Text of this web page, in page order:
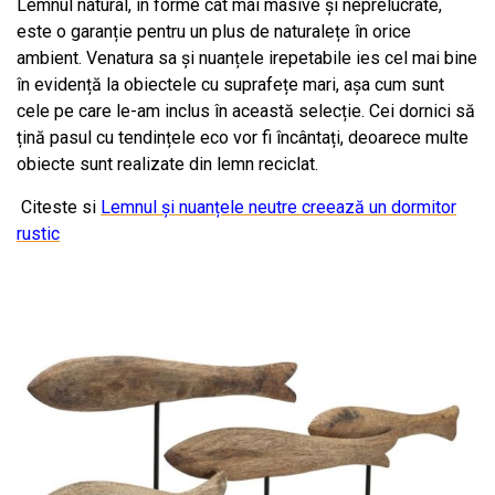
Lemnul natural, în forme cât mai masive și neprelucrate,
este o garanție pentru un plus de naturalețe în orice
ambient. Venatura sa și nuanțele irepetabile ies cel mai bine
în evidență la obiectele cu suprafețe mari, așa cum sunt
cele pe care le-am inclus în această selecție. Cei dornici să
țină pasul cu tendințele eco vor fi încântați, deoarece multe
obiecte sunt realizate din lemn reciclat.
Citeste si Lemnul și nuanțele neutre creează un dormitor
rustic